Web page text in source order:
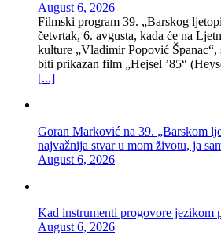
August 6, 2026
Filmski program 39. „Barskog
četvrtak, 6. avgusta, kada će na
kulture „Vladimir Popović Španac“,
biti prikazan film „Hejsel ’85“
[...]
Goran Marković na 39. „Barskom
najvažnija stvar u mom životu, ja
August 6, 2026
Kad instrumenti progovore jezikom
August 6, 2026